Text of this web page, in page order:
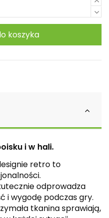
koszyka
i w hali.
retro to
odprowadza
i wygodę podczas gry.
tkanina sprawiają,